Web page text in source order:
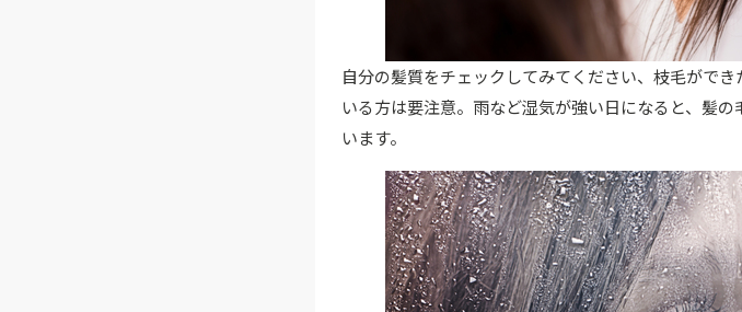
自分の髪質をチェックしてみてください、枝毛がで
いる方は要注意。雨など湿気が強い日になると、髪
います。